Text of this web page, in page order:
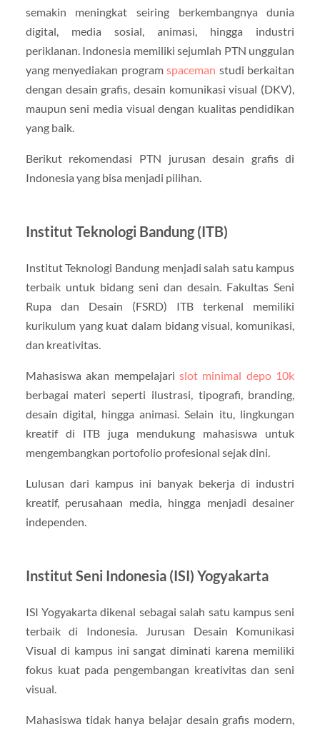
semakin meningkat seiring berkembangnya dunia
digital, media sosial, animasi, hingga industri
periklanan. Indonesia memiliki sejumlah PTN unggulan
yang menyediakan programspaceman studi berkaitan
dengan desain grafis, desain komunikasi visual (DKV),
maupun seni media visual dengan kualitas pendidikan
yang baik.
Berikut rekomendasi PTN jurusan desain grafis di
Indonesia yang bisa menjadi pilihan.
Institut Teknologi Bandung (ITB)
Institut Teknologi Bandung menjadi salah satu kampus
terbaik untuk bidang seni dan desain. Fakultas Seni
Rupa dan Desain (FSRD) ITB terkenal memiliki
kurikulum yang kuat dalam bidang visual, komunikasi,
dan kreativitas.
Mahasiswa akan mempelajari slot minimal depo 10k
berbagai materi seperti ilustrasi, tipografi, branding,
desain digital, hingga animasi. Selain itu, lingkungan
kreatif di ITB juga mendukung mahasiswa untuk
mengembangkan portofolio profesional sejak dini.
Lulusan dari kampus ini banyak bekerja di industri
kreatif, perusahaan media, hingga menjadi desainer
independen.
Institut Seni Indonesia (ISI) Yogyakarta
ISI Yogyakarta dikenal sebagai salah satu kampus seni
terbaik di Indonesia. Jurusan Desain Komunikasi
Visual di kampus ini sangat diminati karena memiliki
fokus kuat pada pengembangan kreativitas dan seni
visual.
Mahasiswa tidak hanya belajar desain grafis modern,